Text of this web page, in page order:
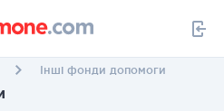
Інші фонди допомоги